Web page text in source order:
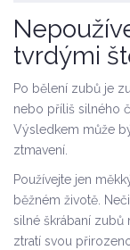
tvrdými
Po bělení zubů je
nebo příliš silného
Výsledkem může
ztmavení.
Používejte jen
běžném životě.
silné škrábaní zubů
ztratí svou